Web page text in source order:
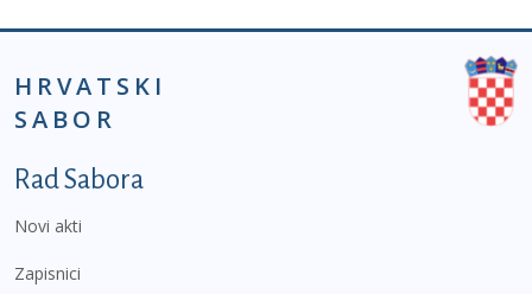
HRVATSKI
SABOR
Podnožje prvi izbornik
Rad Sabora
Novi akti
Zapisnici